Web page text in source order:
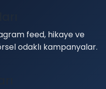
feed, hikaye ve
odaklı kampanyalar.